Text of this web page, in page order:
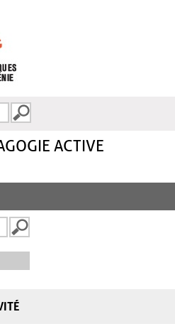
ACTIVE